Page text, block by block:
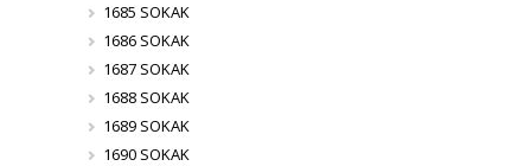
1685 SOKAK
1686 SOKAK
1687 SOKAK
1688 SOKAK
1689 SOKAK
1690 SOKAK